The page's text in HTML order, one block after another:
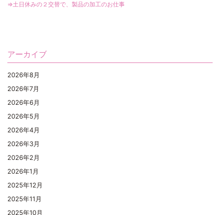
⇒土日休みの２交替で、製品の加工のお仕事
アーカイブ
2026年8月
2026年7月
2026年6月
2026年5月
2026年4月
2026年3月
2026年2月
2026年1月
2025年12月
2025年11月
2025年10月